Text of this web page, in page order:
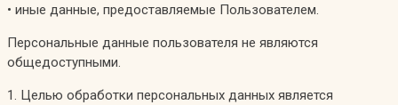
• иные данные, предоставляемые Пользователем.
Персональные данные пользователя не являются
общедоступными.
1. Целью обработки персональных данных является